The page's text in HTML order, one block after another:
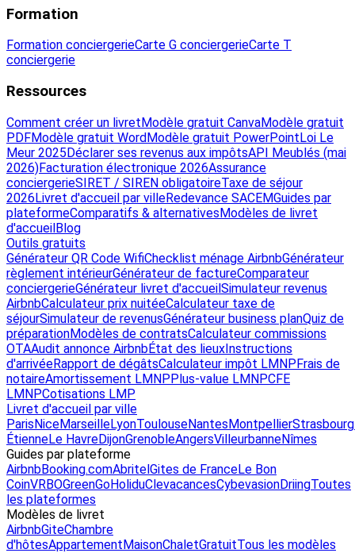
Formation
Formation conciergerieCarte G conciergerieCarte T
conciergerie
Ressources
Comment créer un livretModèle gratuit CanvaModèle gratuit
PDFModèle gratuit WordModèle gratuit PowerPointLoi Le
Meur 2025Déclarer ses revenus aux impôtsAPI Meublés (mai
2026)Facturation électronique 2026Assurance
conciergerieSIRET / SIREN obligatoireTaxe de séjour
2026Livret d'accueil par villeRedevance SACEMGuides par
plateformeComparatifs & alternativesModèles de livret
d'accueilBlog
Outils gratuits
Générateur QR Code WifiChecklist ménage AirbnbGénérateur
règlement intérieurGénérateur de factureComparateur
conciergerieGénérateur livret d'accueilSimulateur revenus
AirbnbCalculateur prix nuitéeCalculateur taxe de
séjourSimulateur de revenusGénérateur business planQuiz de
préparationModèles de contratsCalculateur commissions
OTAAudit annonce AirbnbÉtat des lieuxInstructions
d'arrivéeRapport de dégâtsCalculateur impôt LMNPFrais de
notaireAmortissement LMNPPlus-value LMNPCFE
LMNPCotisations LMP
Livret d'accueil par ville
ParisNiceMarseilleLyonToulouseNantesMontpellierStrasbourg
ÉtienneLe HavreDijonGrenobleAngersVilleurbanneNîmes
Guides par plateforme
AirbnbBooking.comAbritelGites de FranceLe Bon
CoinVRBOGreenGoHoliduClevacancesCybevasionDriingToutes
les plateformes
Modèles de livret
AirbnbGiteChambre
d'hôtesAppartementMaisonChaletGratuitTous les modèles